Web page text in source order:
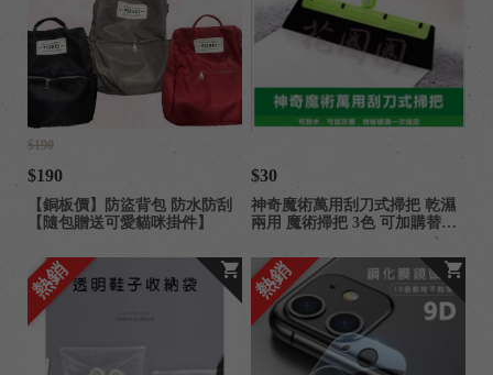
$190
$190
【銅板價】防盜背包 防水防刮
【隨包贈送可愛貓咪掛件】
$30
神奇魔術萬用刮刀式掃把 乾濕
兩用 魔術掃把 3色 可加購替換
熱銷 熱銷